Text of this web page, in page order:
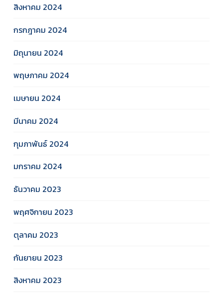
สิงหาคม 2024
กรกฎาคม 2024
มิถุนายน 2024
พฤษภาคม 2024
เมษายน 2024
มีนาคม 2024
กุมภาพันธ์ 2024
มกราคม 2024
ธันวาคม 2023
พฤศจิกายน 2023
ตุลาคม 2023
กันยายน 2023
สิงหาคม 2023